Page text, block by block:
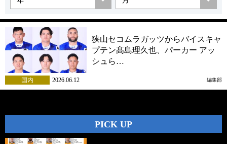
狭山セコムラガッツからバイスキャ
プテン髙島理久也、パーカー アッ
シュら…
国内 2026.06.12 編集部
PICK UP